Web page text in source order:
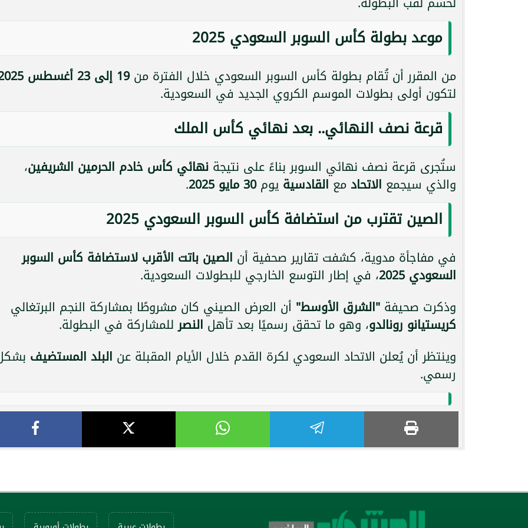
موعد بطولة كأس السوبر السعودي 2025
من المقرر أن تُقام بطولة كأس السوبر السعودي خلال الفترة من19 إلى 23 أغسطس 2025
لتكون أولى بطولات الموسم الكروي الجديد في السعودية.
قرعة نصف النهائي.. بعد نهائي كأس الملك
ستُجرى قرعة نصف نهائي السوبر بناءً على نتيجة نهائي كأس خادم الحرمين الشريفين،
والذي سيجمع الاتحاد مع القادسية يوم30 مايو 2025 .
الصين تقترب من استضافة كأس السوبر السعودي 2025
في مفاجأة مدوية، كشفت تقارير صحفية أن الصين باتت الأقرب لاستضافة كأس السوبر
السعودي 2025
، في إطار التوسع الخارجي للبطولات السعودية.
وذكرت صحيفة "الشرق الأوسط" أن العرض الصيني كان مشروطًا بمشاركة النجم البرتغالي
كريستيانو رونالدو، وهو ما تحقق رسميًا بعد تأهل النصرللمشاركة في البطولة.
وينتظر أن يُعلن الاتحاد السعودي لكرة القدم خلال الأيام المقبلة عن البلد المستضيف
رسمي.